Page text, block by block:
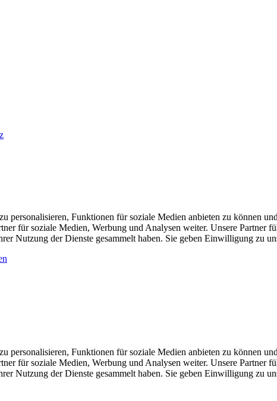
personalisieren, Funktionen für soziale Medien anbieten zu können
für soziale Medien, Werbung und Analysen weiter. Unsere Partner
Nutzung der Dienste gesammelt haben. Sie geben Einwilligung zu
personalisieren, Funktionen für soziale Medien anbieten zu können
für soziale Medien, Werbung und Analysen weiter. Unsere Partner
Nutzung der Dienste gesammelt haben. Sie geben Einwilligung zu